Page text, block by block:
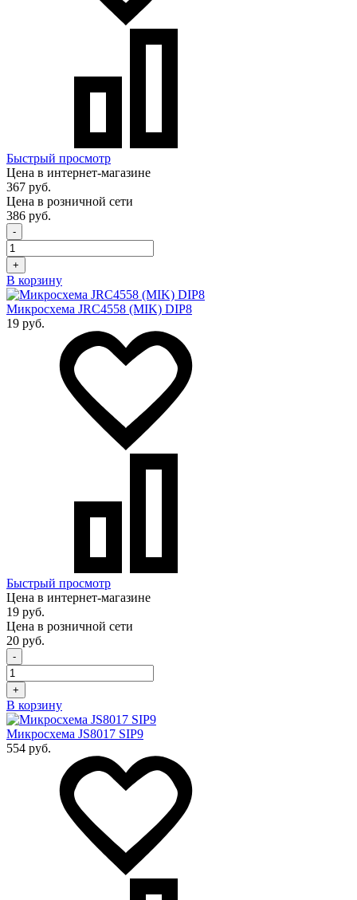
Быстрый просмотр
Цена в интернет-магазине
367 руб.
Цена в розничной сети
386 руб.
-
+
В корзину
Микросхема JRC4558 (MIK) DIP8
19 руб.
Быстрый просмотр
Цена в интернет-магазине
19 руб.
Цена в розничной сети
20 руб.
-
+
В корзину
Микросхема JS8017 SIP9
554 руб.